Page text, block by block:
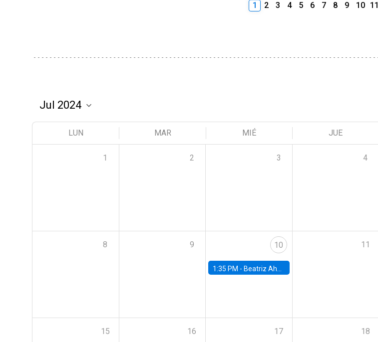
1 2 3 4 5 6 7 8 9 10 11
LUN MAR MIÉ JUE
1 2 3 4
8 9 10
1:35 PM - Beatriz Ahumada, PhD candidate, Universidad de Pittsburgh
11
15 16 17 18